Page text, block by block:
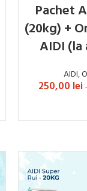
Pachet
(20kg) +
AIDI
AIDI,
250,00 lei